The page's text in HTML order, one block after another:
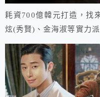
耗資700億韓元打造，找
炫(秀賢)、金海淑等實力